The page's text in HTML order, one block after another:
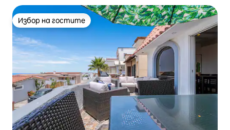
Избор на гостите
Избор на гостите